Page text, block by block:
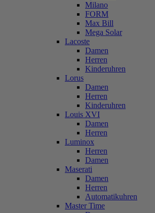
Milano
FORM
Max Bill
Mega Solar
Lacoste
Damen
Herren
Kinderuhren
Lorus
Damen
Herren
Kinderuhren
Louis XVI
Damen
Herren
Luminox
Herren
Damen
Maserati
Damen
Herren
Automatikuhren
Master Time